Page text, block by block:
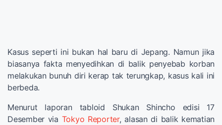
Kasus seperti ini bukan hal baru di Jepang. Namun jika
biasanya fakta menyedihkan di balik penyebab korban
melakukan bunuh diri kerap tak terungkap, kasus kali ini
berbeda.
Menurut laporan tabloid Shukan Shincho edisi 17
Desember via Tokyo Reporter, alasan di balik kematian